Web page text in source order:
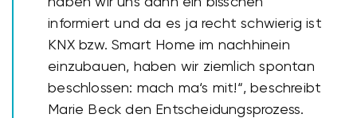
informiert und da es ja recht schwierig ist
KNX bzw. Smart Home im nachhinein
einzubauen, haben wir ziemlich spontan
beschlossen: mach ma‘s mit!“, beschreibt
Marie Beck den Entscheidungsprozess.